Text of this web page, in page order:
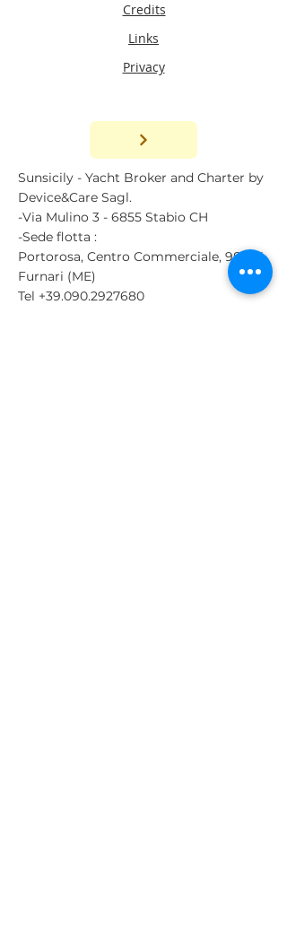
Credits
Links
Privacy
Sunsicily - Yacht Broker and Charter by
Device&Care Sagl.
-Via Mulino 3 - 6855 Stabio CH
-Sede flotta :
Portorosa, Centro Commerciale, 98054
Furnari (ME)
Tel +39.090.2927680